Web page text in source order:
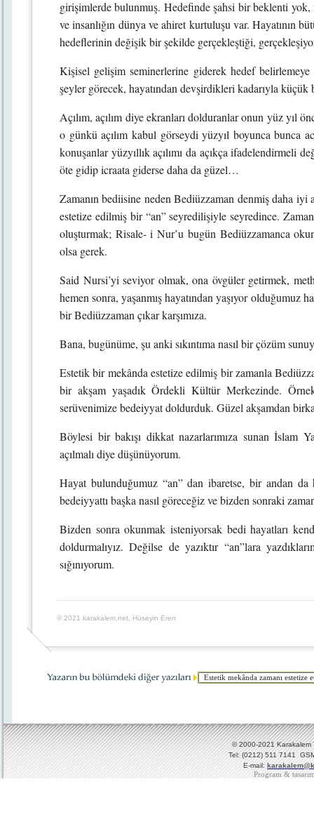
girişimlerde bulunmuş. Hedefinde şahsi bir beklenti yok,
ve insanlığın dünya ve ahiret kurtuluşu var. Hayatının
hedeflerinin değişik bir şekilde gerçekleştiği,
Kişisel gelişim seminerlerine giderek hedef belirlemeye
şeyler görecek, hayatından devşirdikleri kadarıyla küçük
Açılım, açılım diye ekranları dolduranlar onun yüz yıl
o günkü açılım kabul görseydi yüzyıl boyunca bunca
konuşanlar yüzyıllık açılımı da açıkça ifadelendirmeli
öte gidip icraata giderse daha da güzel…
Zamanın bediisine neden Bediüzzaman denmiş daha iyi
estetize edilmiş bir “an” seyredilişiyle seyredince.
oluşturmak; Risale- i Nur’u bugün Bediüzzamanca
olsa gerek.
Said Nursi’yi seviyor olmak, ona övgüler getirmek,
hemen sonra, yaşanmış hayatından yaşıyor olduğumuz
bir Bediüzzaman çıkar karşımıza.
Bana, bugünüme, şu anki sıkıntıma nasıl bir çözüm
Estetik bir mekânda estetize edilmiş bir zamanla
bir akşam yaşadık Ördekli Kültür Merkezinde.
serüvenimize bedeiyyat doldurduk. Güzel akşamdan
Böylesi bir bakışı dikkat nazarlarımıza sunan İslam
açılmalı diye düşünüyorum.
Hayat bulunduğumuz “an” dan ibaretse, bir andan
bedeiyyattı başka nasıl göreceğiz ve bizden sonraki
Bizden sonra okunmak isteniyorsak bedi hayatları
doldurmalıyız. Değilse de yazıktır “an”lara
sığınıyorum.
© 2021 karakalem.net, Hüseyin Eren
© 2000-2021 Karakalem
Tel: (0212) 511 7141
E-mail:
Program &